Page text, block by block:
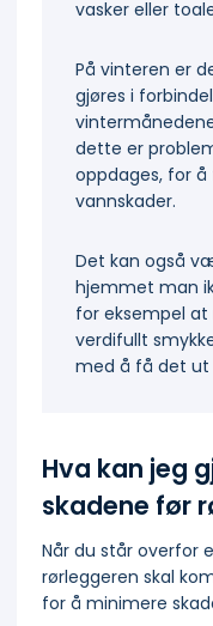
vasker eller
På vinteren er
gjøres i
dette er
oppdages, for
vannskader.
Det kan også
hjemmet man
for eksempel
verdifullt
med å få det ut
Hva kan jeg
skadene før
Når du står overfor
rørleggeren skal
for å minimere